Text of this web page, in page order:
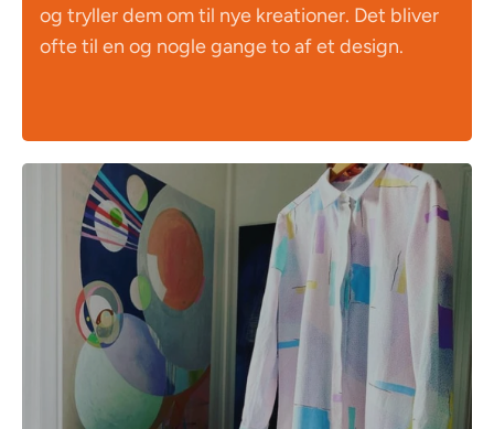
og tryller dem om til nye kreationer. Det bliver
ofte til en og nogle gange to af et design.